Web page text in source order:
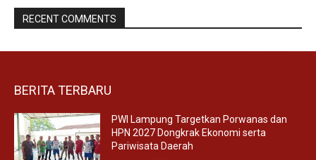
RECENT COMMENTS
BERITA TERBARU
PWI Lampung Targetkan Porwanas dan
HPN 2027 Dongkrak Ekonomi serta
Pariwisata Daerah